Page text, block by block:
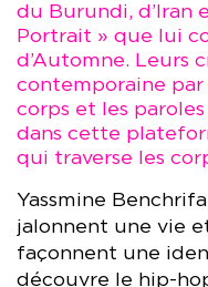
du Burundi, d’Iran
Portrait » que lui
d’Automne. Leurs
contemporaine par
corps et les
dans cette
qui traverse les
Yassmine
jalonnent une vie
façonnent une
découvre le hip-